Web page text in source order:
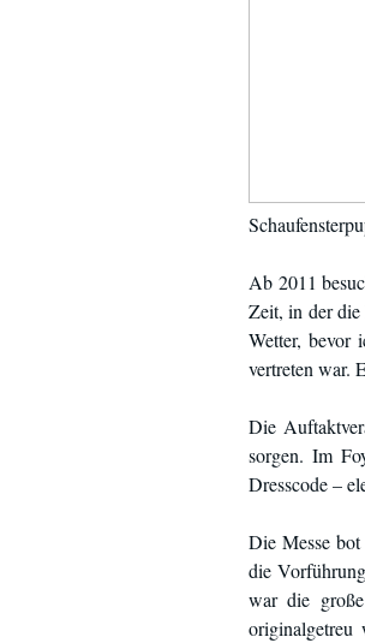
Ab 2011
Zeit, in der die
Wetter, bevor
vertreten war.
Die
sorgen. Im
Dresscode –
Die Messe
die
war die